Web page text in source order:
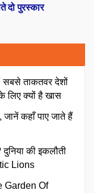
दो पुरस्कार
ताकतवर देशों
लिए क्यों है खास
जानें कहाँ पाए जाते हैं
की इकलौती
Lions
Garden Of